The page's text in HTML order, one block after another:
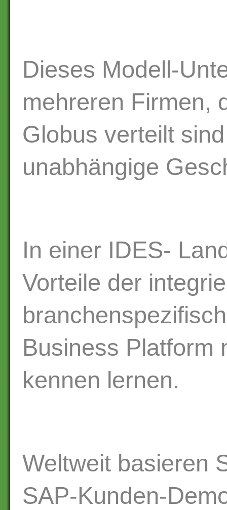
Dieses Modell-
mehreren Firmen,
Globus verteilt
unabhängige
In einer IDES-
Vorteile der
Business Platform
kennen lernen.
Weltweit basieren
SAP-Kunden-